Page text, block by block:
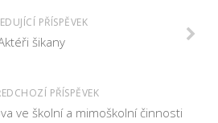
PŘÍSPĚVEK
šikany
PŘÍSPĚVEK
ve školní a mimoškolní činnosti